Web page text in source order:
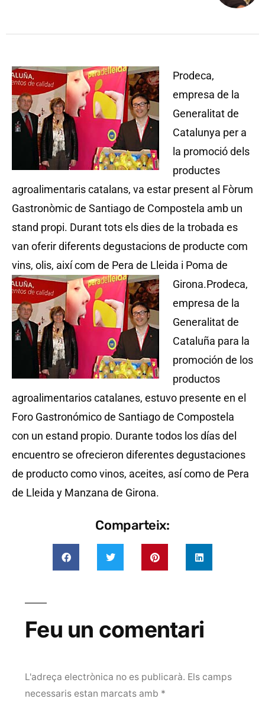
Prodeca,
empresa de la
Generalitat de
Catalunya per a
la promoció dels
productes
agroalimentaris catalans, va estar present al Fòrum
Gastronòmic de Santiago de Compostela amb un
stand propi. Durant tots els dies de la trobada es
van oferir diferents degustacions de producte com
vins, olis, així com de Pera de Lleida i Poma de
Girona.Prodeca,
empresa de la
Generalitat de
Cataluña para la
promoción de los
productos
agroalimentarios catalanes, estuvo presente en el
Foro Gastronómico de Santiago de Compostela
con un estand propio. Durante todos los días del
encuentro se ofrecieron diferentes degustaciones
de producto como vinos, aceites, así como de Pera
de Lleida y Manzana de Girona.
Comparteix:
Feu un comentari
L'adreça electrònica no es publicarà. Els camps
necessaris estan marcats amb *